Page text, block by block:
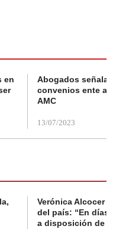
en
Abogados
convenios ente
AMC
13/07/2023
Verónica Alcocer
del país: “En días
a disposición de